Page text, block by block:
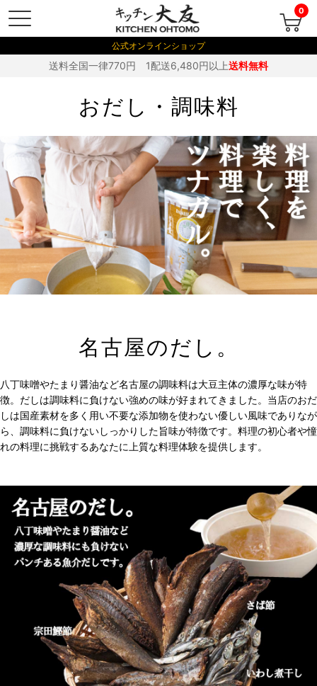
0
公式オンラインショップ
送料全国一律770円 1配送6,480円以上送料無料
おだし・調味料
名古屋のだし。
八丁味噌やたまり醤油など名古屋の調味料は大豆主体の濃厚な味が特
徴。だしは調味料に負けない強めの味が好まれてきました。当店のおだ
しは国産素材を多く用い不要な添加物を使わない優しい風味でありなが
ら、調味料に負けないしっかりした旨味が特徴です。料理の初心者や憧
れの料理に挑戦するあなたに上質な料理体験を提供します。